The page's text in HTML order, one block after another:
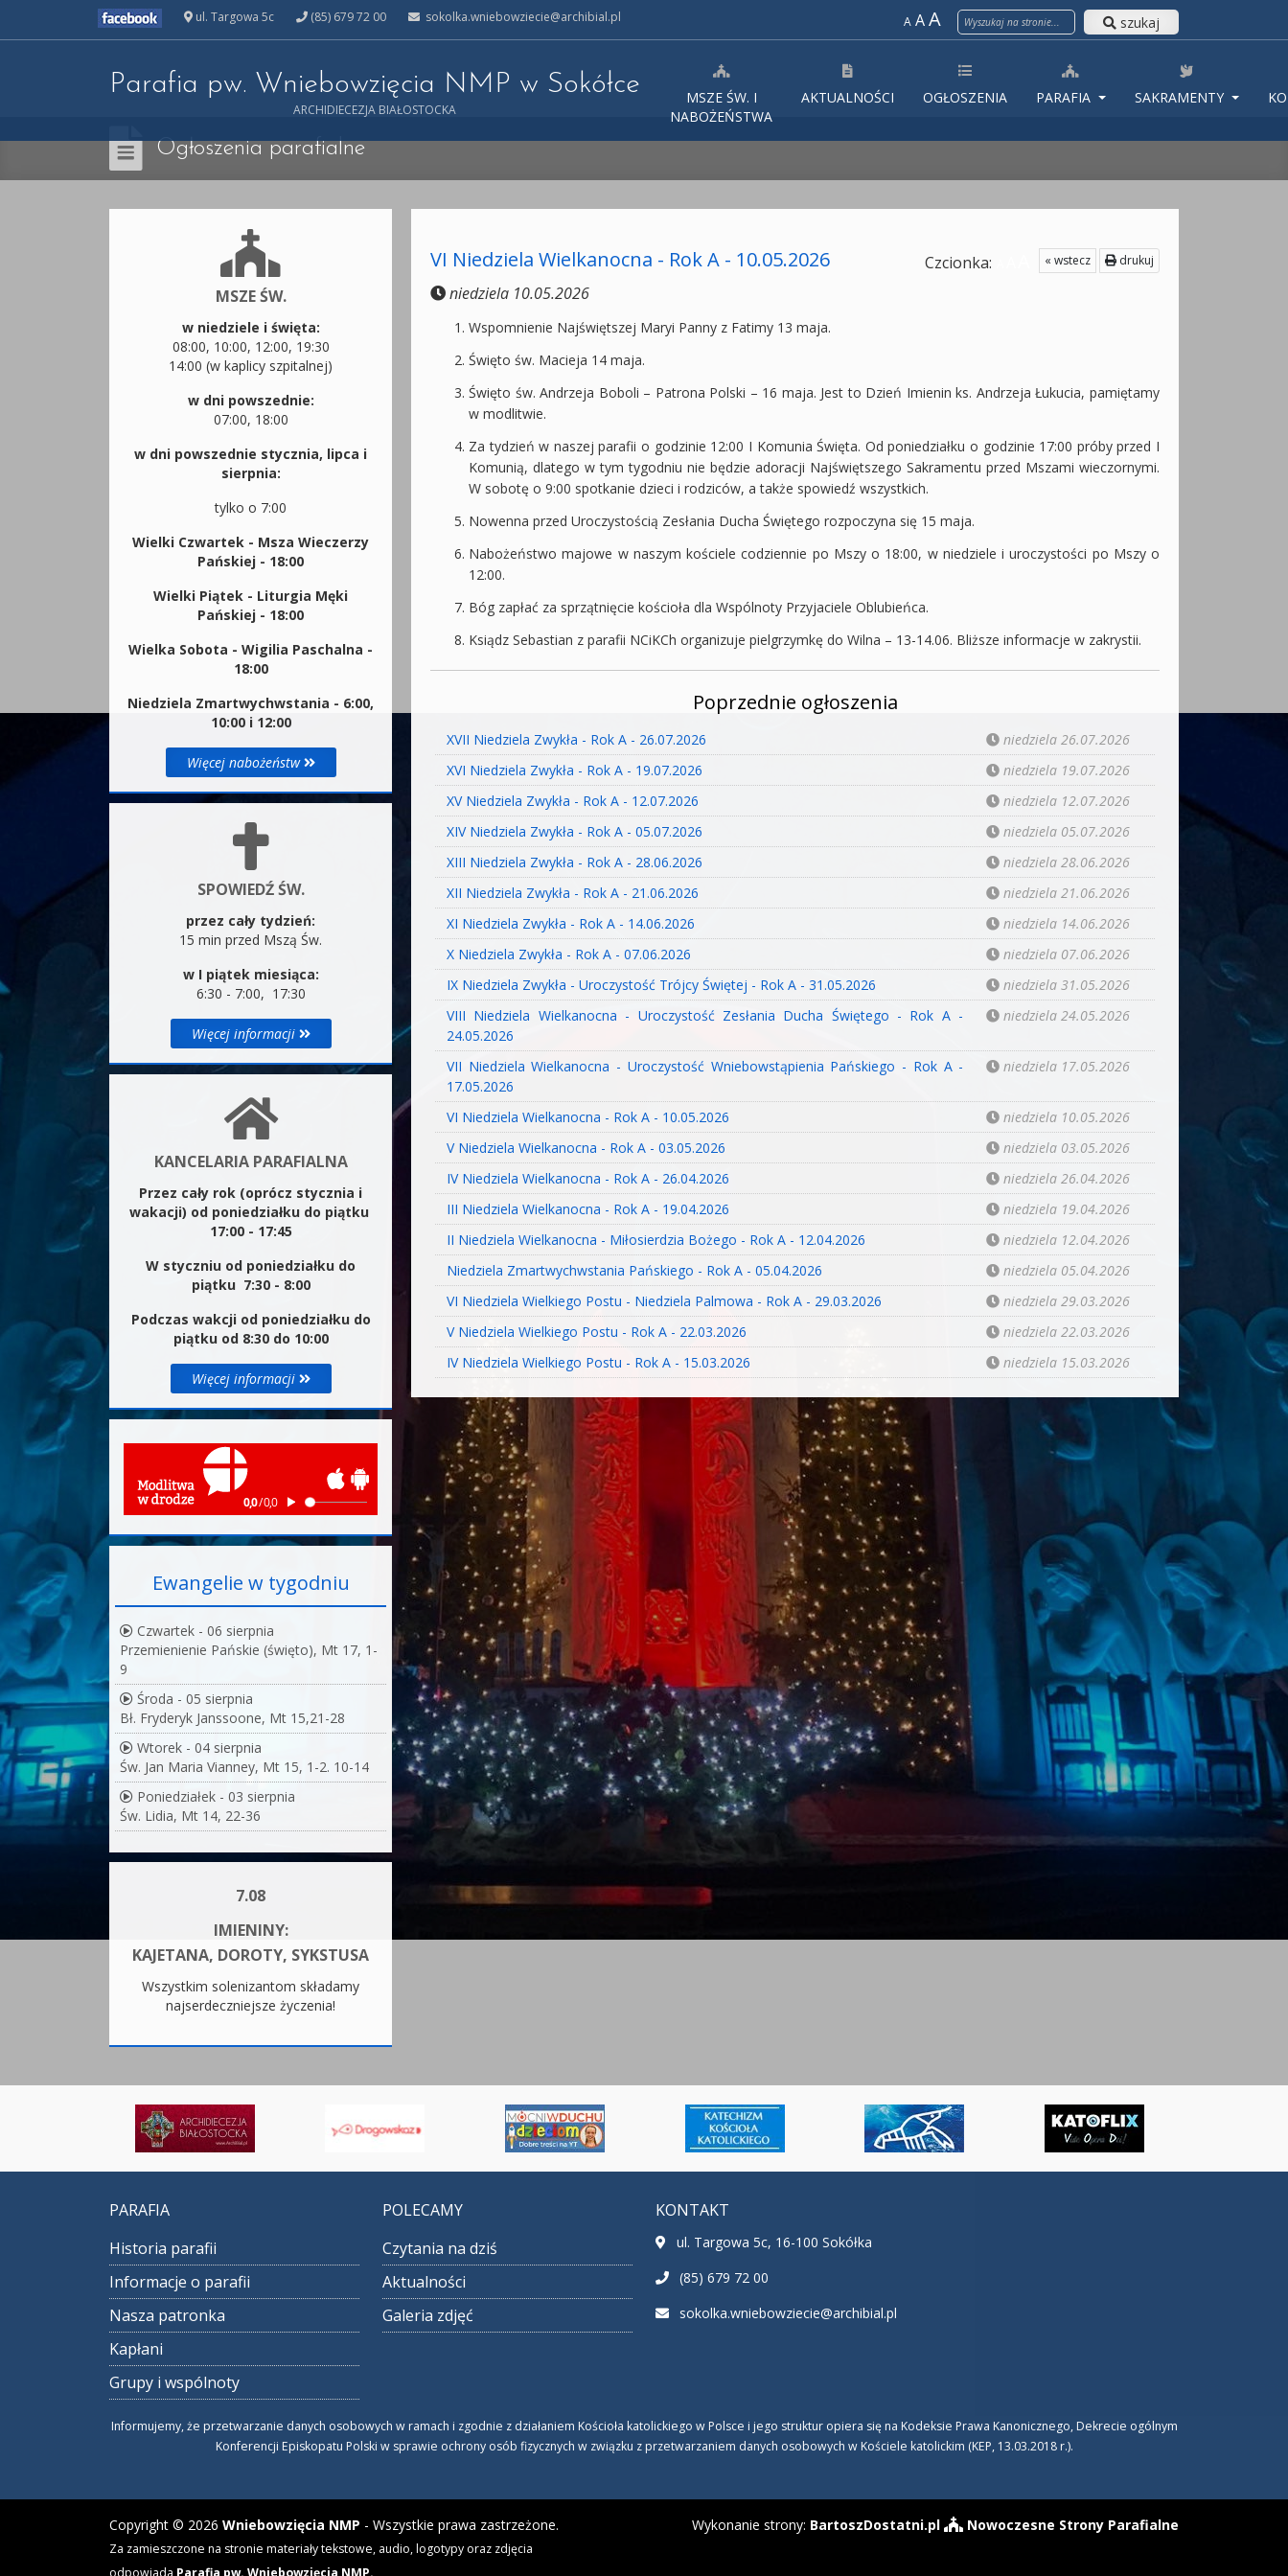
ul. Targowa 5c (85) 679 72 00 sokolka.wniebowziecie@archibial.pl A AA szukaj
Parafia pw. Wniebowzięcia NMP w Sokółce
ARCHIDIECEZJA BIAŁOSTOCKA
MSZE ŚW. I
NABOŻEŃSTWA
AKTUALNOŚCI OGŁOSZENIA PARAFIA SAKRAMENTY
Ogłoszenia parafialne
MSZE ŚW.
w niedziele i święta:
08:00, 10:00, 12:00, 19:30
14:00 (w kaplicy szpitalnej)
w dni powszednie:
07:00, 18:00
w dni powszednie stycznia, lipca i
sierpnia:
tylko o 7:00
Wielki Czwartek - Msza Wieczerzy
Pańskiej - 18:00
Wielki Piątek - Liturgia Męki
Pańskiej - 18:00
Wielka Sobota - Wigilia Paschalna -
18:00
Niedziela Zmartwychwstania - 6:00,
10:00 i 12:00
Więcej nabożeństw
SPOWIEDŹ ŚW.
przez cały tydzień:
15 min przed Mszą Św.
w I piątek miesiąca:
6:30 - 7:00, 17:30
Więcej informacji
KANCELARIA PARAFIALNA
Przez cały rok (oprócz stycznia i
wakacji) od poniedziałku do piątku
17:00 - 17:45
W styczniu od poniedziałku do
piątku 7:30 - 8:00
Podczas wakcji od poniedziałku do
piątku od 8:30 do 10:00
Więcej informacji
Ewangelie w tygodniu
Czwartek - 06 sierpnia
Przemienienie Pańskie (święto), Mt 17, 1-
9
Środa - 05 sierpnia
Bł. Fryderyk Janssoone, Mt 15,21-28
Wtorek - 04 sierpnia
Św. Jan Maria Vianney, Mt 15, 1-2. 10-14
Poniedziałek - 03 sierpnia
Św. Lidia, Mt 14, 22-36
7.08
IMIENINY:
KAJETANA, DOROTY, SYKSTUSA
Wszystkim solenizantom składamy
najserdeczniejsze życzenia!
Czcionka: « wstecz drukuj
VI Niedziela Wielkanocna - Rok A - 10.05.2026
niedziela 10.05.2026
Wspomnienie Najświętszej Maryi Panny z Fatimy 13 maja.
Święto św. Macieja 14 maja.
Święto św. Andrzeja Boboli – Patrona Polski – 16 maja. Jest to Dzień Imienin ks. Andrzeja Łukucia, pamiętamy
w modlitwie.
Za tydzień w naszej parafii o godzinie 12:00 I Komunia Święta. Od poniedziałku o godzinie 17:00 próby przed I
Komunią, dlatego w tym tygodniu nie będzie adoracji Najświętszego Sakramentu przed Mszami wieczornymi.
W sobotę o 9:00 spotkanie dzieci i rodziców, a także spowiedź wszystkich.
Nowenna przed Uroczystością Zesłania Ducha Świętego rozpoczyna się 15 maja.
Nabożeństwo majowe w naszym kościele codziennie po Mszy o 18:00, w niedziele i uroczystości po Mszy o
12:00.
Bóg zapłać za sprzątnięcie kościoła dla Wspólnoty Przyjaciele Oblubieńca.
Ksiądz Sebastian z parafii NCiKCh organizuje pielgrzymkę do Wilna – 13-14.06. Bliższe informacje w zakrystii.
Poprzednie ogłoszenia
XVII Niedziela Zwykła - Rok A - 26.07.2026
niedziela 26.07.2026
XVI Niedziela Zwykła - Rok A - 19.07.2026
niedziela 19.07.2026
XV Niedziela Zwykła - Rok A - 12.07.2026
niedziela 12.07.2026
XIV Niedziela Zwykła - Rok A - 05.07.2026
niedziela 05.07.2026
XIII Niedziela Zwykła - Rok A - 28.06.2026
niedziela 28.06.2026
XII Niedziela Zwykła - Rok A - 21.06.2026
niedziela 21.06.2026
XI Niedziela Zwykła - Rok A - 14.06.2026
niedziela 14.06.2026
X Niedziela Zwykła - Rok A - 07.06.2026
niedziela 07.06.2026
IX Niedziela Zwykła - Uroczystość Trójcy Świętej - Rok A - 31.05.2026
niedziela 31.05.2026
VIII Niedziela Wielkanocna - Uroczystość Zesłania Ducha Świętego - Rok A -
24.05.2026
niedziela 24.05.2026
VII Niedziela Wielkanocna - Uroczystość Wniebowstąpienia Pańskiego - Rok A -
17.05.2026
niedziela 17.05.2026
VI Niedziela Wielkanocna - Rok A - 10.05.2026
niedziela 10.05.2026
V Niedziela Wielkanocna - Rok A - 03.05.2026
niedziela 03.05.2026
IV Niedziela Wielkanocna - Rok A - 26.04.2026
niedziela 26.04.2026
III Niedziela Wielkanocna - Rok A - 19.04.2026
niedziela 19.04.2026
II Niedziela Wielkanocna - Miłosierdzia Bożego - Rok A - 12.04.2026
niedziela 12.04.2026
Niedziela Zmartwychwstania Pańskiego - Rok A - 05.04.2026
niedziela 05.04.2026
VI Niedziela Wielkiego Postu - Niedziela Palmowa - Rok A - 29.03.2026
niedziela 29.03.2026
V Niedziela Wielkiego Postu - Rok A - 22.03.2026
niedziela 22.03.2026
IV Niedziela Wielkiego Postu - Rok A - 15.03.2026
niedziela 15.03.2026
PARAFIA
Historia parafii
Informacje o parafii
Nasza patronka
Kapłani
Grupy i wspólnoty
POLECAMY
Czytania na dziś
Aktualności
Galeria zdjęć
KONTAKT
ul. Targowa 5c, 16-100 Sokółka
(85) 679 72 00
sokolka.wniebowziecie@archibial.pl
Informujemy, że przetwarzanie danych osobowych w ramach i zgodnie z działaniem Kościoła katolickiego w Polsce i jego struktur opiera się na Kodeksie Prawa Kanonicznego, Dekrecie ogólnym
Konferencji Episkopatu Polski w sprawie ochrony osób fizycznych w związku z przetwarzaniem danych osobowych w Kościele katolickim (KEP, 13.03.2018 r.).
Copyright © 2026 Wniebowzięcia NMP - Wszystkie prawa zastrzeżone.
Za zamieszczone na stronie materiały tekstowe, audio, logotypy oraz zdjęcia
odpowiada Parafia pw. Wniebowzięcia NMP.
Wykonanie strony: BartoszDostatni.pl Nowoczesne Strony Parafialne